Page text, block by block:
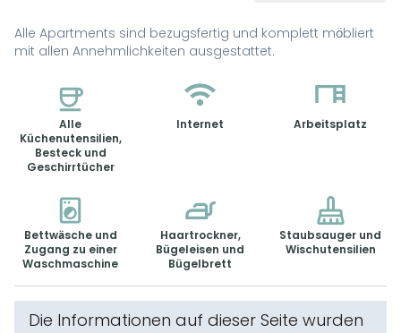
Alle Apartments sind bezugsfertig und komplett möbliert
mit allen Annehmlichkeiten ausgestattet.
Alle
Küchenutensilien,
Besteck und
Geschirrtücher
Internet Arbeitsplatz
Bettwäsche und
Zugang zu einer
Waschmaschine
Haartrockner,
Bügeleisen und
Bügelbrett
Staubsauger und
Wischutensilien
Die Informationen auf dieser Seite wurden